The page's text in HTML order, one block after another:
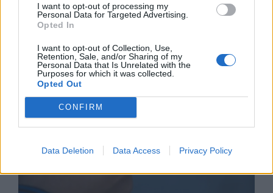
I want to opt-out of processing my
Personal Data for Targeted Advertising.
Opted In
I want to opt-out of Collection, Use,
Retention, Sale, and/or Sharing of my
Personal Data that Is Unrelated with the
Purposes for which it was collected.
Opted Out
CONFIRM
Data Deletion Data Access Privacy Policy
07.08.2026 / 15:00